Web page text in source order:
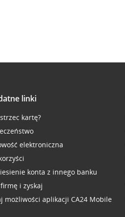
linki
kartę?
elektroniczna
konta z innego banku
firmę i zyskaj
możliwości aplikacji CA24 Mobile